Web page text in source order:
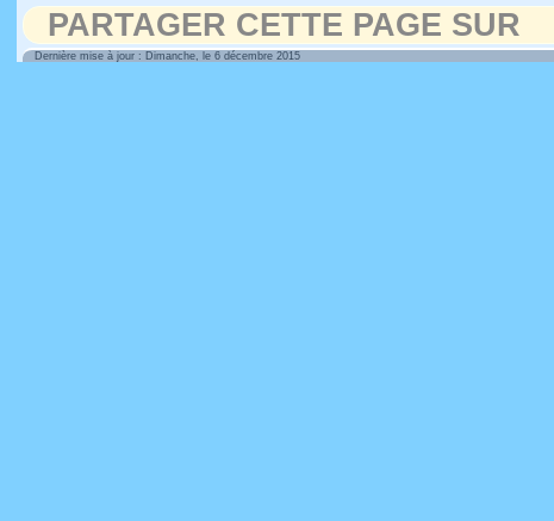
PARTAGER CETTE PAGE SUR
Dernière mise à jour : Dimanche, le 6 décembre 2015